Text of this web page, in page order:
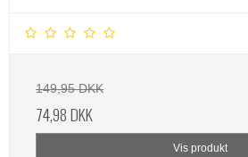
149,95 DKK
74,98 DKK
Vis produkt